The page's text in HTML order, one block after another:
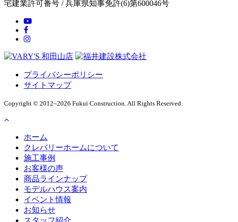
宅建業許可番号 / 兵庫県知事免許(6)第600046号
プライバシーポリシー
サイトマップ
Copyright © 2012–2026 Fukui Construction. All Rights Reserved.
ホーム
クレバリーホームについて
施工事例
お客様の声
商品ラインナップ
モデルハウス案内
イベント情報
お知らせ
スタッフ紹介